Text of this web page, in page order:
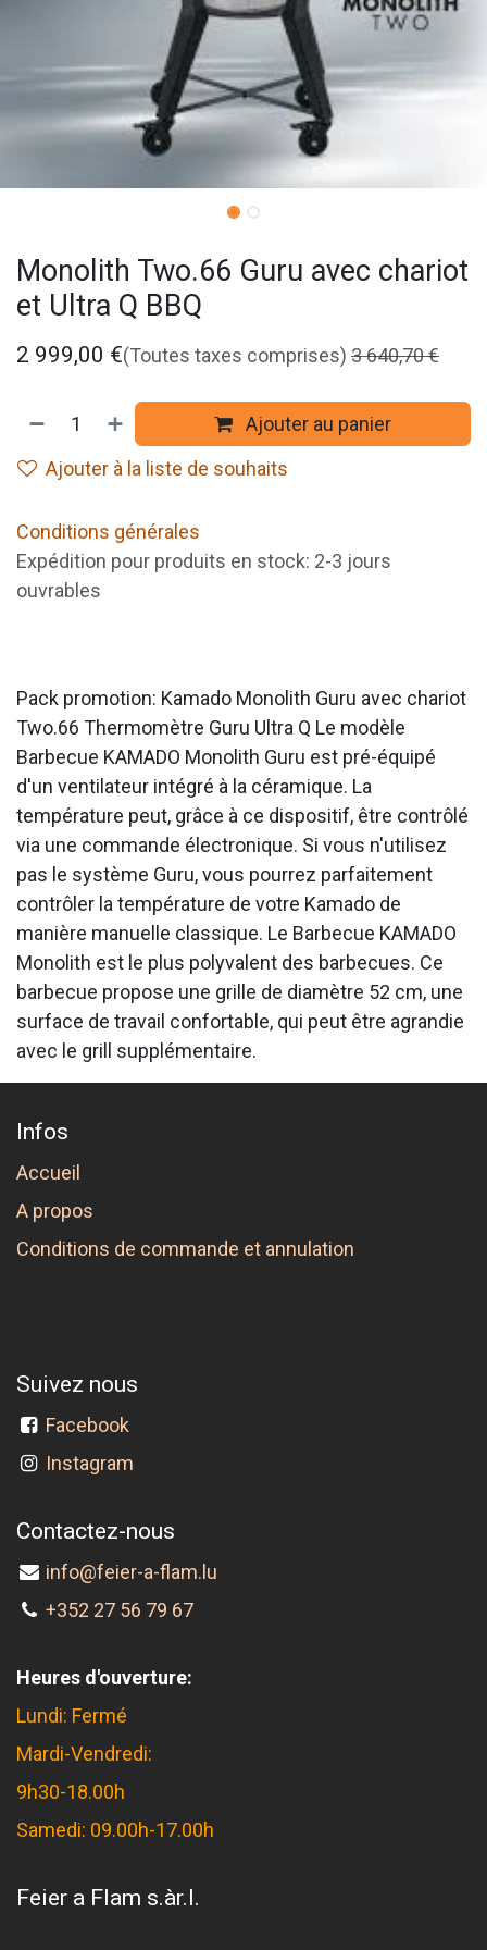
Monolith Two.66 Guru avec chariot
et Ultra Q BBQ
2 999,00 €(Toutes taxes comprises) 3 640,70€
Ajouter au panier
Ajouter à la liste de souhaits
Conditions générales
Expédition pour produits en stock: 2-3 jours
ouvrables
Pack promotion: Kamado Monolith Guru avec chariot
Two.66 Thermomètre Guru Ultra Q Le modèle
Barbecue KAMADO Monolith Guru est pré-équipé
d'un ventilateur intégré à la céramique. La
température peut, grâce à ce dispositif, être contrôlé
via une commande électronique. Si vous n'utilisez
pas le système Guru, vous pourrez parfaitement
contrôler la température de votre Kamado de
manière manuelle classique. Le Barbecue KAMADO
Monolith est le plus polyvalent des barbecues. Ce
barbecue propose une grille de diamètre 52 cm, une
surface de travail confortable, qui peut être agrandie
avec le grill supplémentaire.
Infos
Accueil
A propos
Conditions de commande et annulation
Suivez nous
Facebook
Instagram
Contactez-nous
info@feier-a-flam.lu
+352 27 56 79 67
Heures d'ouverture:
Lundi: Fermé
Mardi-Vendredi:
9h30-18.00h
Samedi: 09.00h-17.00h
Feier a Flam s.àr.l.